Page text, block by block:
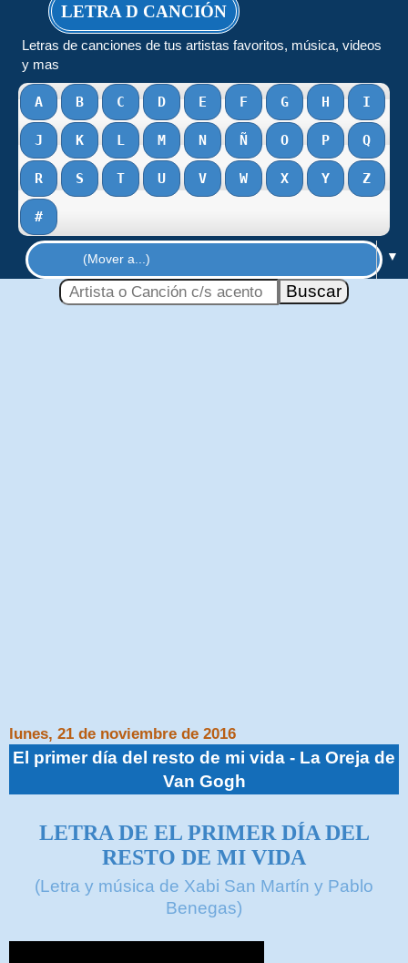
LETRA D CANCIÓN
Letras de canciones de tus artistas favoritos, música, videos
y mas
A B C D E F G H I
J K L M N Ñ O P Q
R S T U V W X Y Z
#
▼
lunes, 21 de noviembre de 2016
El primer día del resto de mi vida - La Oreja de
Van Gogh
LETRA DE EL PRIMER DÍA DEL
RESTO DE MI VIDA
(Letra y música de Xabi San Martín y Pablo
Benegas)